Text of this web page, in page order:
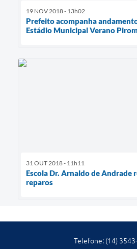
19 NOV 2018 - 13h02
Prefeito acompanha
Estádio Municipal Verano
31 OUT 2018 - 11h11
Escola Dr. Arnaldo de Andrade
reparos
Telefone: (14)